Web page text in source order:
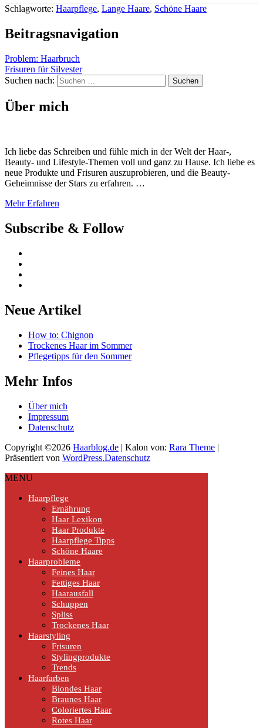
Schlagworte: Haarpflege, Lange Haare, Schöne Haare
Beitragsnavigation
Problem: Haarbruch
Frisuren für Silvester
Suchen nach:
Über mich
Ich liebe das Schreiben und fühle mich in der Welt der Haar-,
Beauty- und Lifestyle-Themen voll und ganz zu Hause. Ich liebe es
neue Produkte und Frisuren auszuprobieren, und die Beauty-
Geheimnisse der Stars zu erfahren. …
Mehr Erfahren
Subscribe & Follow
Neue Artikel
How to: Chignon
Trockenes Haar im Sommer
Pflegetipps für den Sommer
Mehr Infos
Über mich
Impressum
Datenschutz
Copyright ©2026 Haarblog.de | Kalon von: Rara Theme |
Präsentiert von WordPress.Datenschutz
MENU
Haarpflege
Ernährung
Haar Lexikon
Haar Produkte
Haarpflege Tipps
Schöne Haare
Haarprobleme
Feines Haar
Fettiges Haar
Haarausfall
Schuppen
Spliss
Trockenes Haar
Haarstyling
Frisuren
Stylingprodukte
Trends
Haarfarben
Blondes Haar
Braunes Haar
Coloriertes Haar
Rotes Haar